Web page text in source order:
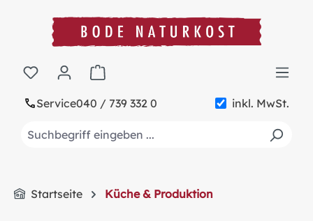
springen
Service040 / 739 332 0 inkl. MwSt.
Warenkorb enthält 0 Positionen. Der
Startseite Küche & Produktion